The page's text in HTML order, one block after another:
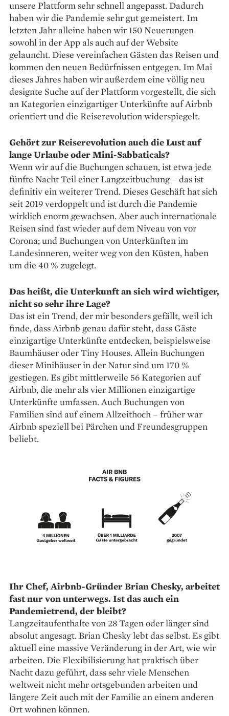
unsere Plattform sehr schnell angepasst. Dadurch
haben wir die Pandemie sehr gut gemeistert. Im
letzten Jahr alleine haben wir 150 Neuerungen
sowohl in der App als auch auf der Website
gelauncht. Diese vereinfachen Gästen das Reisen und
kommen den neuen Bedürfnissen entgegen. Im Mai
dieses Jahres haben wir außerdem eine völlig neu
designte Suche auf der Plattform vorgestellt, die sich
an Kategorien einzigartiger Unter­künfte auf Airbnb
orientiert und die Reiserevolution widerspiegelt.
Gehört zur Reiserevolution auch die Lust auf
lange Urlaube oder Mini-Sabbaticals?
Wenn wir auf die Buchungen schauen, ist etwa jede
fünfte Nacht Teil einer Langzeitbuchung – das ist
definitiv ein weiterer Trend. Dieses Geschäft hat sich
seit 2019 verdoppelt und ist durch die Pandemie
wirklich enorm gewachsen. Aber auch internationale
Reisen sind fast wieder auf dem Niveau von vor
Corona; und Buchungen von Unterkünften im
Landesinneren, weiter weg von den Küsten, haben
um die 40 % zugelegt.
Das heißt, die Unterkunft an sich wird wichtiger,
nicht so sehr ihre Lage?
Das ist ein Trend, der mir besonders gefällt, weil ich
finde, dass Airbnb genau dafür steht, dass Gäste
einzigartige Unterkünfte entdecken, beispielsweise
Baumhäuser oder Tiny Houses. Allein Buchungen
dieser Minihäuser in der Natur sind um 170 %
gestiegen. Es gibt mittlerweile 56 Kategorien auf
Airbnb, die mehr als vier Millionen einzigartige
Unterkünfte umfassen. Auch Buchungen von
Familien sind auf einem Allzeithoch – früher war
Airbnb speziell bei Pärchen und Freundesgruppen
beliebt.
Ihr Chef, Airbnb-Gründer Brian Chesky, arbeitet
fast nur von unterwegs. Ist das auch ein
Pandemietrend, der bleibt?
Langzeitaufenthalte von 28 Tagen oder länger sind
absolut angesagt. Brian Chesky lebt das selbst. Es gibt
aktuell eine massive Veränderung in der Art, wie wir
arbeiten. Die Flexibilisierung hat praktisch über
Nacht dazu geführt, dass sehr viele Menschen
weltweit nicht mehr ortsgebunden arbeiten und
längere Zeit auch mit der Familie an einem anderen
Ort wohnen können.